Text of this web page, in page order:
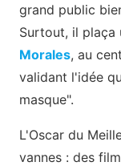
grand public
Surtout, il plaça
Morales, au
validant l'idée
masque".
L'Oscar du
vannes : des